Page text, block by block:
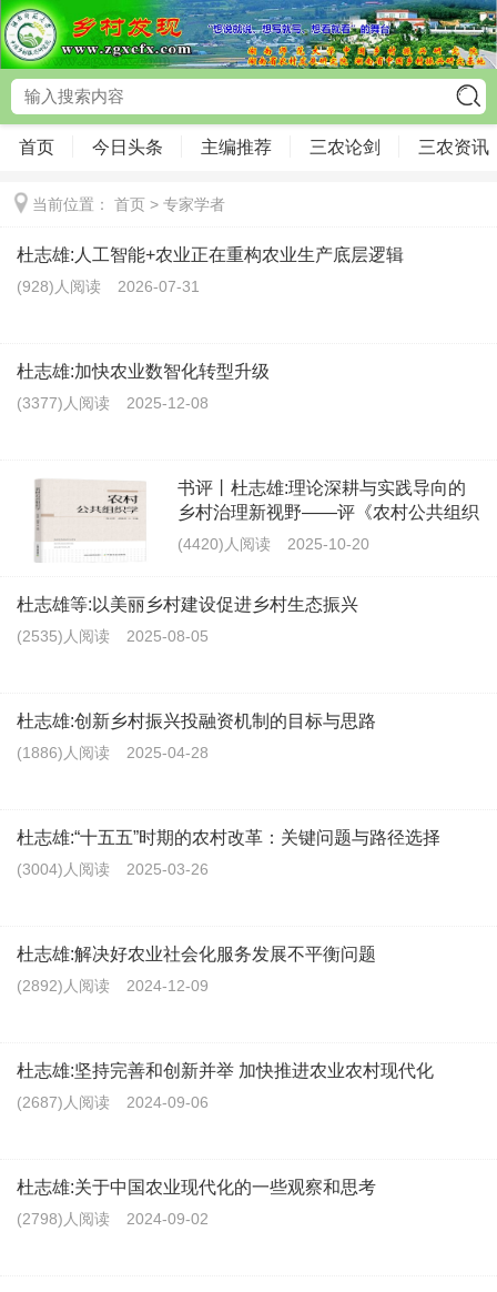
首页 今日头条 主编推荐 三农论剑 三农资讯
当前位置： 首页 > 专家学者
杜志雄:人工智能+农业正在重构农业生产底层逻辑
(928)人阅读 2026-07-31
杜志雄:加快农业数智化转型升级
(3377)人阅读 2025-12-08
书评丨杜志雄:理论深耕与实践导向的
乡村治理新视野——评《农村公共组织
学》
(4420)人阅读 2025-10-20
杜志雄等:以美丽乡村建设促进乡村生态振兴
(2535)人阅读 2025-08-05
杜志雄:创新乡村振兴投融资机制的目标与思路
(1886)人阅读 2025-04-28
杜志雄:“十五五”时期的农村改革：关键问题与路径选择
(3004)人阅读 2025-03-26
杜志雄:解决好农业社会化服务发展不平衡问题
(2892)人阅读 2024-12-09
杜志雄:坚持完善和创新并举 加快推进农业农村现代化
(2687)人阅读 2024-09-06
杜志雄:关于中国农业现代化的一些观察和思考
(2798)人阅读 2024-09-02